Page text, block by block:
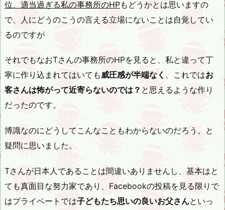
位、適当過ぎる私の事務所のHPもどうかとは思いますの
で、人にどうのこうの言える立場にないことは自覚してい
るのですが
それでもなおTさんの事務所のHPを見ると、私と違って丁
寧に作り込まれてはいても威圧感が半端なく 、これではお
客さんは怖がって近寄らないのでは？ と思えるような作り
だったのです。
博識なのにどうしてこんなこともわからないのだろう。と
疑問に思いました。
Tさんが日本人であることは間違いありませんし、基本はと
ても真面目な努力家であり、Facebookの投稿を見る限りで
はプライベートでは子どもたち思いの良いお父さんといっ